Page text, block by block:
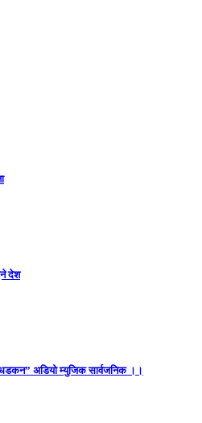
देश
अडियो म्युजिक सार्वजनिक ।।